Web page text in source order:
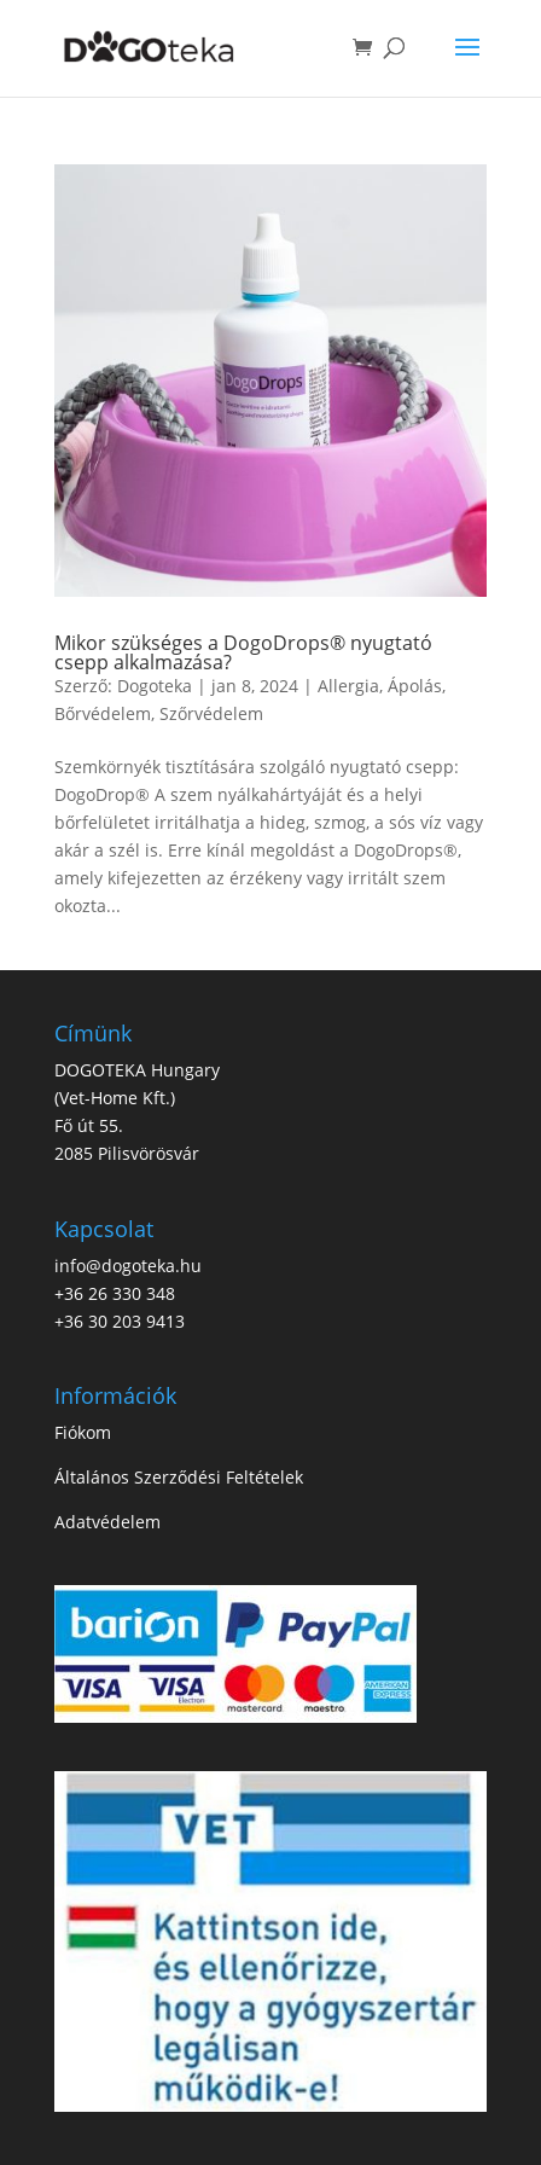
Mikor szükséges a DogoDrops® nyugtató
csepp alkalmazása?
Szerző: Dogoteka | jan 8, 2024| Allergia, Ápolás,
Bőrvédelem, Szőrvédelem
Szemkörnyék tisztítására szolgáló nyugtató csepp:
DogoDrop® A szem nyálkahártyáját és a helyi
bőrfelületet irritálhatja a hideg, szmog, a sós víz vagy
akár a szél is. Erre kínál megoldást a DogoDrops®,
amely kifejezetten az érzékeny vagy irritált szem
okozta...
Címünk
DOGOTEKA Hungary
(Vet-Home Kft.)
Fő út 55.
2085 Pilisvörösvár
Kapcsolat
info@dogoteka.hu
+36 26 330 348
+36 30 203 9413
Információk
Fiókom
Általános Szerződési Feltételek
Adatvédelem